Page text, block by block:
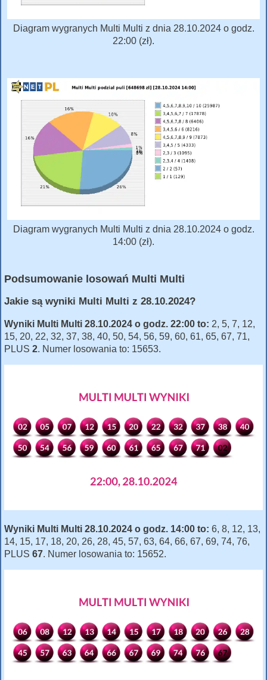
Diagram wygranych Multi Multi z dnia 28.10.2024 o godz.
22:00 (zł).
Diagram wygranych Multi Multi z dnia 28.10.2024 o godz.
14:00 (zł).
Podsumowanie losowań Multi Multi
Jakie są wyniki Multi Multi z 28.10.2024?
Wyniki Multi Multi 28.10.2024 o godz. 22:00 to: 2, 5, 7, 12,
15, 20, 22, 32, 37, 38, 40, 50, 54, 56, 59, 60, 61, 65, 67, 71,
PLUS 2. Numer losowania to: 15653.
Wyniki Multi Multi 28.10.2024 o godz. 14:00 to: 6, 8, 12, 13,
14, 15, 17, 18, 20, 26, 28, 45, 57, 63, 64, 66, 67, 69, 74, 76,
PLUS 67. Numer losowania to: 15652.